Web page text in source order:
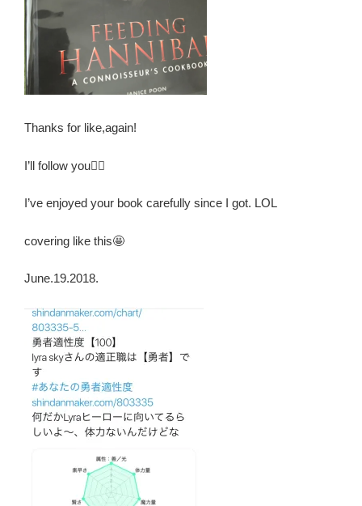
Thanks for like,again!
I’ll follow you🙋‍♀️
I’ve enjoyed your book carefully since I got. LOL
covering like this🤩
June.19.2018.